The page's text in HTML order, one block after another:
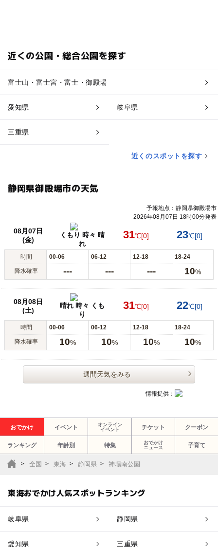
近くの公園・総合公園を探す
富士山・富士宮・富士・御殿場
愛知県 岐阜県
三重県
近くのスポットを探す
静岡県御殿場市の天気
予報地点：静岡県御殿場市
2026年08月07日 18時00分発表
08月07日
(金)
くもり 時々 晴
れ
31℃[0] 23℃[0]
時間 00-06 06-12 12-18 18-24
降水確率 --- --- --- 10%
08月08日
(土)
晴れ 時々 くも
り
31℃[0] 22℃[0]
時間 00-06 06-12 12-18 18-24
降水確率 10% 10% 10% 10%
週間天気をみる
情報提供：
おでかけ イベント
オンライン
イベント
チケット クーポン
ランキング 年齢別 特集
おでかけ
ニュース
子育て
全国 東海 静岡県 神場南公園
東海おでかけ人気スポットランキング
岐阜県 静岡県
愛知県 三重県